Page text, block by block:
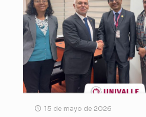
15 de mayo de 2026